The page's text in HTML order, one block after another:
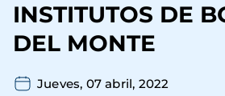
INSTITUTOS DE
DEL MONTE
Jueves, 07 abril, 2022